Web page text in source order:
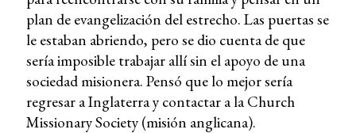
plan de evangelización del estrecho. Las puertas se
le estaban abriendo, pero se dio cuenta de que
sería imposible trabajar allí sin el apoyo de una
sociedad misionera. Pensó que lo mejor sería
regresar a Inglaterra y contactar a la Church
Missionary Society (misión anglicana).